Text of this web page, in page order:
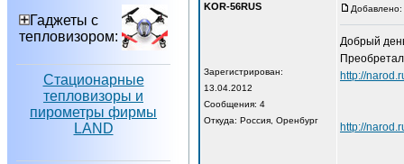
Гаджеты с
тепловизором:
Стационарные
тепловизоры и
пирометры фирмы
LAND
KOR-56RUS
Зарегистрирован:
13.04.2012
Сообщения: 4
Откуда: Россия, Оренбург
Добрый
http://
http://